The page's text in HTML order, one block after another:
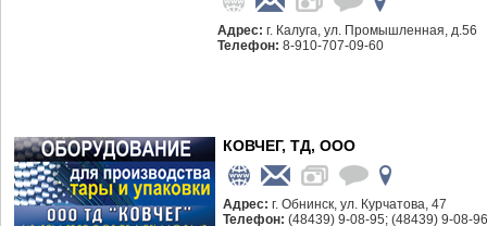
Адрес: г. Калуга, ул. Промышленная, д.56
Телефон: 8-910-707-09-60
КОВЧЕГ, ТД, ООО
Адрес: г. Обнинск, ул. Курчатова, 47
Телефон: (48439) 9-08-95; (48439) 9-08-